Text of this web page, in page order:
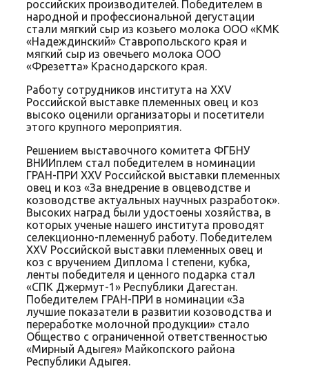
российских производителей. Победителем в
народной и профессиональной дегустации
стали мягкий сыр из козьего молока ООО «КМК
«Надеждинский» Ставропольского края и
мягкий сыр из овечьего молока ООО
«Фрезетта» Краснодарского края.
Работу сотрудников института на XXV
Российской выставке племенных овец и коз
высоко оценили организаторы и посетители
этого крупного мероприятия.
Решением выставочного комитета ФГБНУ
ВНИИплем стал победителем в номинации
ГРАН-ПРИ XXV Российской выставки племенных
овец и коз «За внедрение в овцеводстве и
козоводстве актуальных научных разработок».
Высоких наград были удостоены хозяйства, в
которых ученые нашего института проводят
селекционно-племеннуб работу. Победителем
XXV Российской выставки племенных овец и
коз с вручением Диплома I степени, кубка,
ленты победителя и ценного подарка стал
«СПК Джермут-1» Республики Дагестан.
Победителем ГРАН-ПРИ в номинации «За
лучшие показатели в развитии козоводства и
переработке молочной продукции» стало
Общество с ограниченной ответственностью
«Мирный Адыгея» Майкопского района
Республики Адыгея.